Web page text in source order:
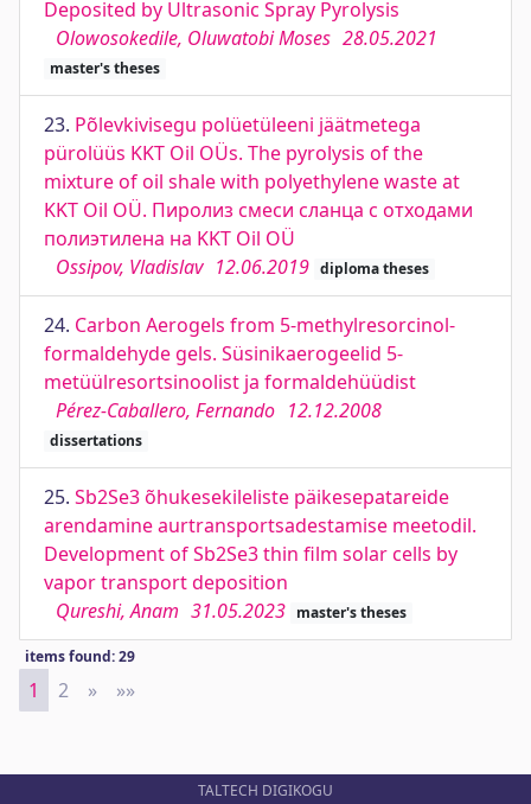
Deposited by Ultrasonic Spray Pyrolysis
Olowosokedile, Oluwatobi Moses 28.05.2021
master's theses
23. Põlevkivisegu polüetüleeni jäätmetega
pürolüüs KKT Oil OÜs. The pyrolysis of the
mixture of oil shale with polyethylene waste at
KKT Oil OÜ. Пиролиз смеси сланца с отходами
полиэтилена на KKT Oil OÜ
Ossipov, Vladislav 12.06.2019 diploma theses
24. Carbon Aerogels from 5-methylresorcinol-
formaldehyde gels. Süsinikaerogeelid 5-
metüülresortsinoolist ja formaldehüüdist
Pérez-Caballero, Fernando 12.12.2008
dissertations
25. Sb2Se3 õhukesekileliste päikesepatareide
arendamine aurtransportsadestamise meetodil.
Development of Sb2Se3 thin film solar cells by
vapor transport deposition
Qureshi, Anam 31.05.2023 master's theses
items found: 29
1 2 » Next
»»
TALTECH DIGIKOGU